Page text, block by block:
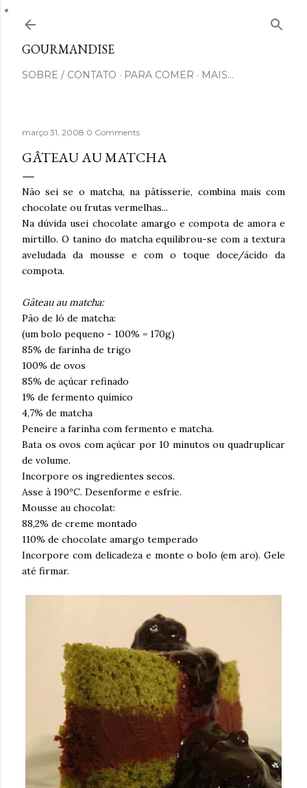
GOURMANDISE
SOBRE / CONTATO PARA COMER MAIS…
março 31, 2008 0 Comments
GÂTEAU AU MATCHA
Não sei se o matcha, na pâtisserie, combina mais com
chocolate ou frutas vermelhas...
Na dúvida usei chocolate amargo e compota de amora e
mirtillo. O tanino do matcha equilibrou-se com a textura
aveludada da mousse e com o toque doce/ácido da
compota.
Gâteau au matcha:
Pão de ló de matcha:
(um bolo pequeno - 100% = 170g)
85% de farinha de trigo
100% de ovos
85% de açúcar refinado
1% de fermento químico
4,7% de matcha
Peneire a farinha com fermento e matcha.
Bata os ovos com açúcar por 10 minutos ou quadruplicar
de volume.
Incorpore os ingredientes secos.
Asse à 190ºC. Desenforme e esfrie.
Mousse au chocolat:
88,2% de creme montado
110% de chocolate amargo temperado
Incorpore com delicadeza e monte o bolo (em aro). Gele
até firmar.